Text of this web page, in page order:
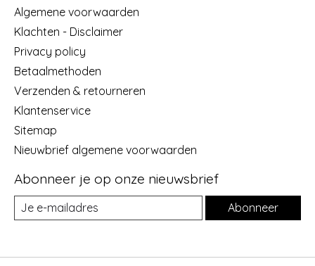
Algemene voorwaarden
Klachten - Disclaimer
Privacy policy
Betaalmethoden
Verzenden & retourneren
Klantenservice
Sitemap
Nieuwbrief algemene voorwaarden
Abonneer je op onze nieuwsbrief
Abonneer